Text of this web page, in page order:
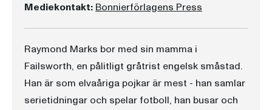
Mediekontakt: Bonnierförlagens Press
Raymond Marks bor med sin mamma i
Failsworth, en pålitligt gråtrist engelsk småstad.
Han är som elvaåriga pojkar är mest - han samlar
serietidningar och spelar fotboll, han busar och